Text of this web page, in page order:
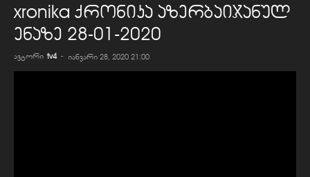
xronika ქრონიკა აზერბაიჯანულ
ენაზე 28-01-2020
ავტორი tv4 - იანვარი 28, 2020 21:00